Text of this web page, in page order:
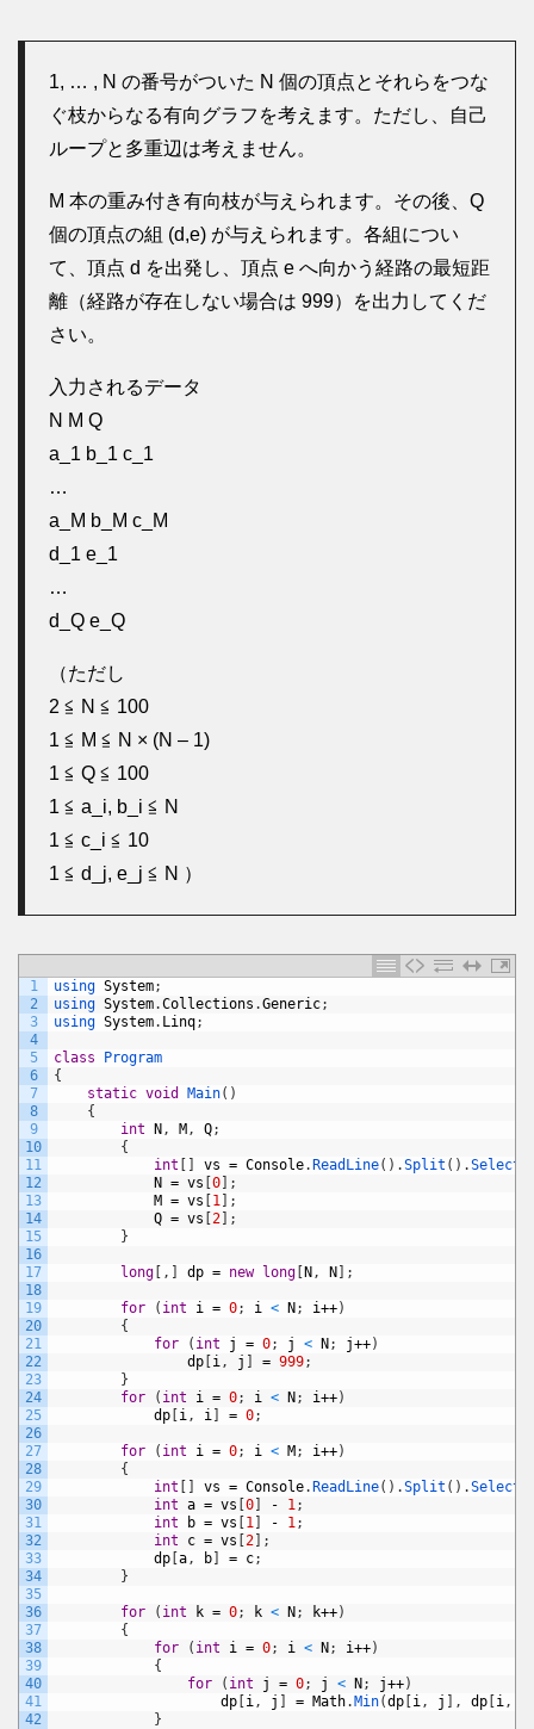
1, … , N の番号がついた N 個の頂点とそれらをつな
ぐ枝からなる有向グラフを考えます。ただし、自己
ループと多重辺は考えません。
M 本の重み付き有向枝が与えられます。その後、Q
個の頂点の組 (d,e) が与えられます。各組につい
て、頂点 d を出発し、頂点 e へ向かう経路の最短距
離（経路が存在しない場合は 999）を出力してくだ
さい。
入力されるデータ
N M Q
a_1 b_1 c_1
…
a_M b_M c_M
d_1 e_1
…
d_Q e_Q
（ただし
2 ≦ N ≦ 100
1 ≦ M ≦ N × (N – 1)
1 ≦ Q ≦ 100
1 ≦ a_i, b_i ≦ N
1 ≦ c_i ≦ 10
1 ≦ d_j, e_j ≦ N ）
1
2
3
4
5
6
7
8
9
10
11
12
13
14
15
16
17
18
19
20
21
22
23
24
25
26
27
28
29
30
31
32
33
34
35
36
37
38
39
40
41
42
using System;
using System.Collections .Generic;
using System. Linq;
class
Program
{
static void Main( )
{
int
N , M , Q;
{
int
vs = Console. ReadLine( ) .Split ( ) .Select
N = vs 0
;
M = vs 1
;
Q = vs 2
;
}
long , dp = new long N , N ;
for ( int i = 0; i < N ; i++)
{
for
( int j = 0; j < N ; j++)
dp i, j = 999;
}
for
( int i = 0; i < N ; i++)
dp i, i = 0;
for ( int i = 0; i < M ; i++)
{
int
vs = Console. ReadLine( ) .Split ( ) .Select
int a = vs 0 - 1;
int
b = vs 1 - 1;
int
c = vs 2
;
dp a, b = c;
}
for ( int k = 0; k < N ; k++)
{
for
( int i = 0; i < N ; i++)
{
for
( int j = 0; j < N ; j++)
dp i, j = Math. Min(dp i, j , dp i,
}